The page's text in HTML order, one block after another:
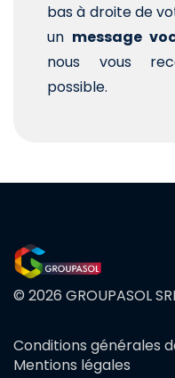
bas à droite de
un message
nous vous
possible.
© 2026 GROUPASOL
FOOTER
MENU
Conditions générales
Mentions légales